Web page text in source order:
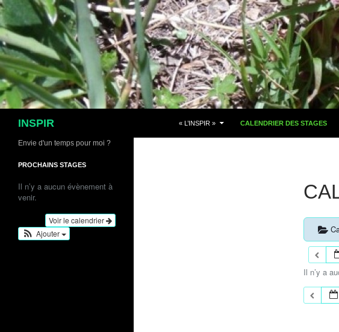
Aller
au
contenu
INSPIR « L’INSPIR » CALENDRIER DES STAGES
Il n’y a
Envie d'un temps pour moi ?
PROCHAINS STAGES
Il n’y a aucun évènement à
venir.
Voir le calendrier
Ajouter